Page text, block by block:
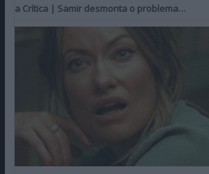
a Crítica | Samir desmonta o problema…